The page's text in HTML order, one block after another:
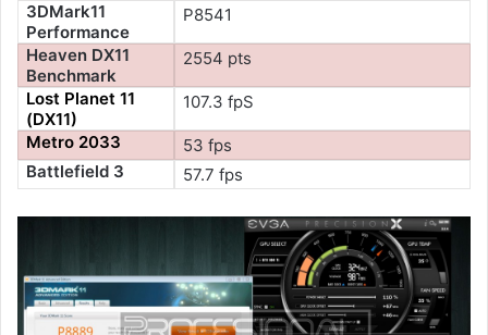
3DMark11
Performance
P8541
Heaven DX11
Benchmark
2554 pts
Lost Planet 11
(DX11)
107.3 fpS
Metro 2033
53 fps
Battlefield 3
57.7 fps